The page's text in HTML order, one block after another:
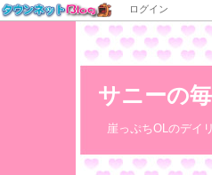
ログイン
サニーの
崖っぷちOLのデイ